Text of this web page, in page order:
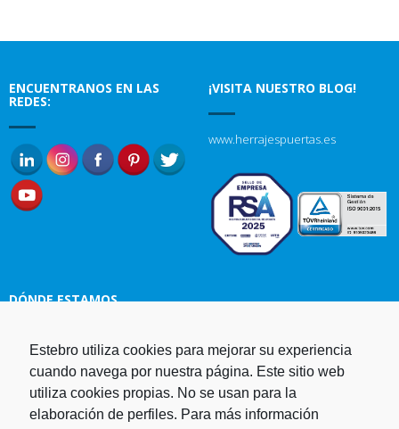
ENCUENTRANOS EN LAS
REDES:
¡VISITA NUESTRO BLOG!
www.herrajespuertas.es
DÓNDE ESTAMOS
Estampaciones EBRO, S.L.
Polg. Ind. Malpica-Alfindén C/H
naves 10, 12, 14 y 5 50171 La
Puebla de Alfindén Zaragoza,
Estebro utiliza cookies para mejorar su experiencia
cuando navega por nuestra página. Este sitio web
utiliza cookies propias. No se usan para la
elaboración de perfiles. Para más información